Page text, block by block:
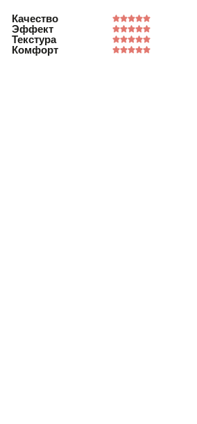
Качество
Эффект
Текстура
Комфорт